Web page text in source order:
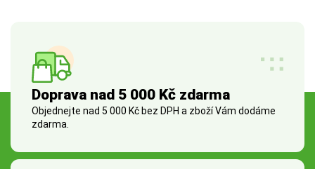
Doprava nad 5 000 Kč zdarma
Objednejte nad 5 000 Kč bez DPH a zboží Vám dodáme
zdarma.